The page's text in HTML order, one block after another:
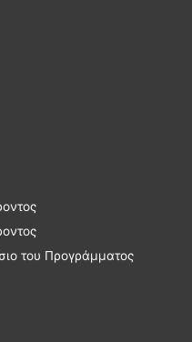
του Προγράμματος